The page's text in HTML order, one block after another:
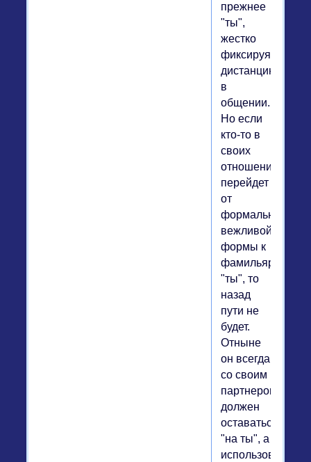
прежнее
"ты",
жестко
фиксируя
дистанцию
в
общении.
Но если
кто-то в
своих
отношениях
перейдет
от
формально-
вежливой
формы к
фамильярному
"ты", то
назад
пути не
будет.
Отныне
он всегда
со своим
партнером
должен
оставаться
"на ты", а
использование